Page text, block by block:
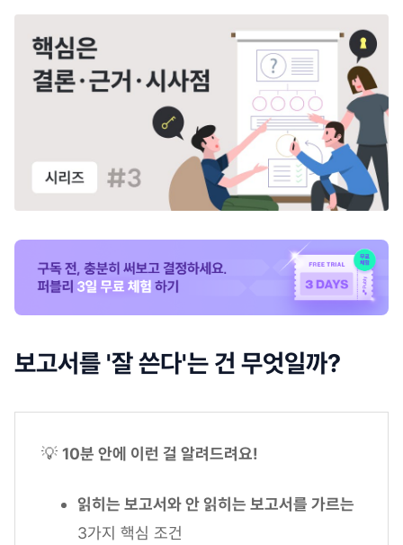
보고서를 '잘 쓴다'는 건 무엇일까?
💡 10분 안에 이런 걸 알려드려요!
읽히는 보고서와 안 읽히는 보고서를 가르는
3가지 핵심 조건